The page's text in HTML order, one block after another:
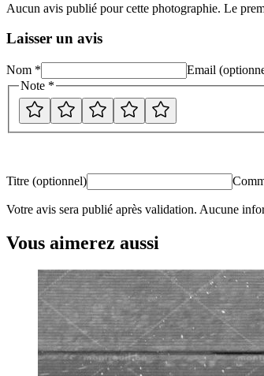
Aucun avis publié pour cette photographie. Le
Laisser un avis
Nom *
Email
Note *
Titre (optionnel)
Votre avis sera publié après validation. Aucune
Vous aimerez aussi